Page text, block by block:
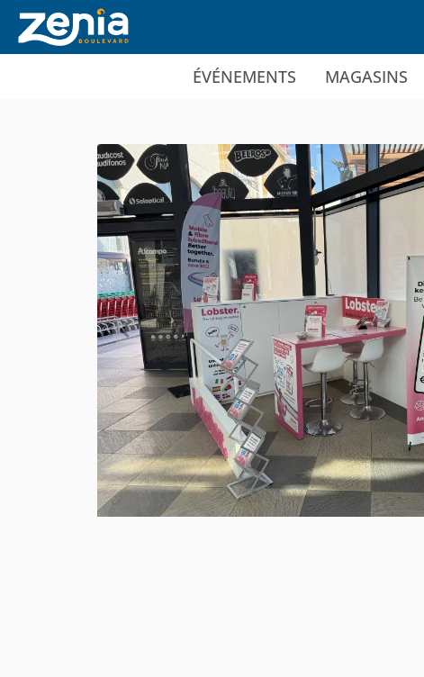
Ir al contenido principal
ÉVÉNEMENTS MAGASINS